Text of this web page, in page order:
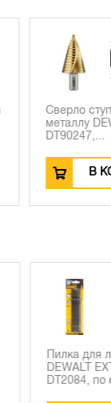
Сверло
металлу
DT90247,...
В
Пилка для
DEWALT
DT2084, по